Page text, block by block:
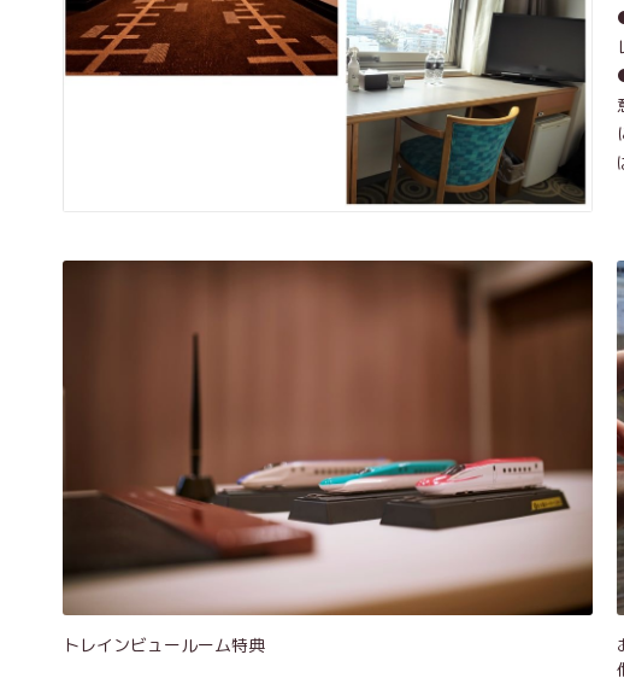
トレインビュールーム特典